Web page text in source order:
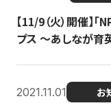
【11/9（火）開催】
プス 〜あしなが育
2021.11.01 お